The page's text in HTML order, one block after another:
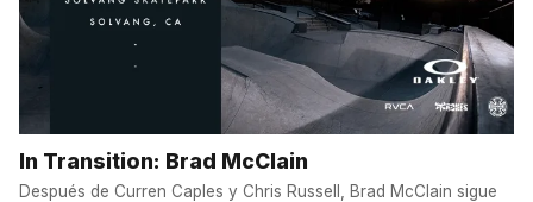
In Transition: Brad McClain
Después de Curren Caples y Chris Russell, Brad McClain sigue